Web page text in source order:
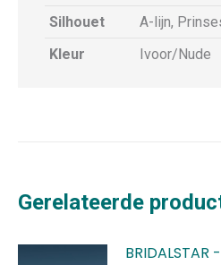
Silhouet
A-lijn,
Kleur
Ivoor/Nude
Gerelateerde
BRIDALSTAR